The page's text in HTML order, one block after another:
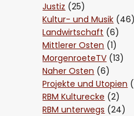
Justiz (25)
Kultur- und Musik (46)
Landwirtschaft (6)
Mittlerer Osten (1)
MorgenroeteTV (13)
Naher Osten (6)
Projekte und Utopien
RBM Kulturecke (2)
RBM unterwegs (24)